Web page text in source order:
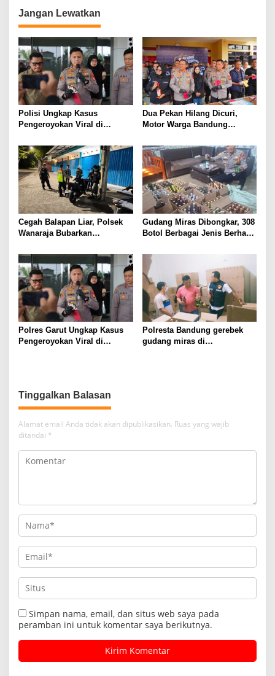
Jangan Lewatkan
Polisi Ungkap Kasus
Pengeroyokan Viral di
Knalpot Brong
Dua Pekan Hilang Dicuri,
Motor Warga Bandung
Polisi
Cegah Balapan Liar, Polsek
Wanaraja Bubarkan
Amankan Sepeda Motor
Berknalpot Tidak Sesuai
Spesifikasi Teknis
Gudang Miras Dibongkar, 308
Botol Berbagai Jenis Berhasil
Polres Garut Ungkap Kasus
Pengeroyokan Viral di
Polresta Bandung gerebek
gudang miras di
Tinggalkan Balasan
Alamat email Anda tidak akan dipublikasikan. Ruas yang wajib
ditandai *
Simpan nama, email, dan situs web saya pada
peramban ini untuk komentar saya berikutnya.